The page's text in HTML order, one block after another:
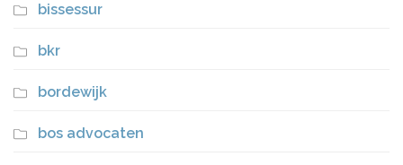
bissessur
bkr
bordewijk
bos advocaten